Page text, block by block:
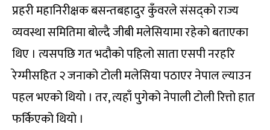
प्रहरी महानिरीक्षक बसन्तबहादुर कुँवरले संसद्को राज्य
व्यवस्था समितिमा बोल्दै जीबी मलेसियामा रहेको बताएका
थिए । त्यसपछि गत भदौको पहिलो साता एसपी नरहरि
रेग्मीसहित २ जनाको टोली मलेसिया पठाएर नेपाल ल्याउन
पहल भएको थियो । तर, त्यहाँ पुगेको नेपाली टोली रित्तो हात
फर्किएको थियो ।